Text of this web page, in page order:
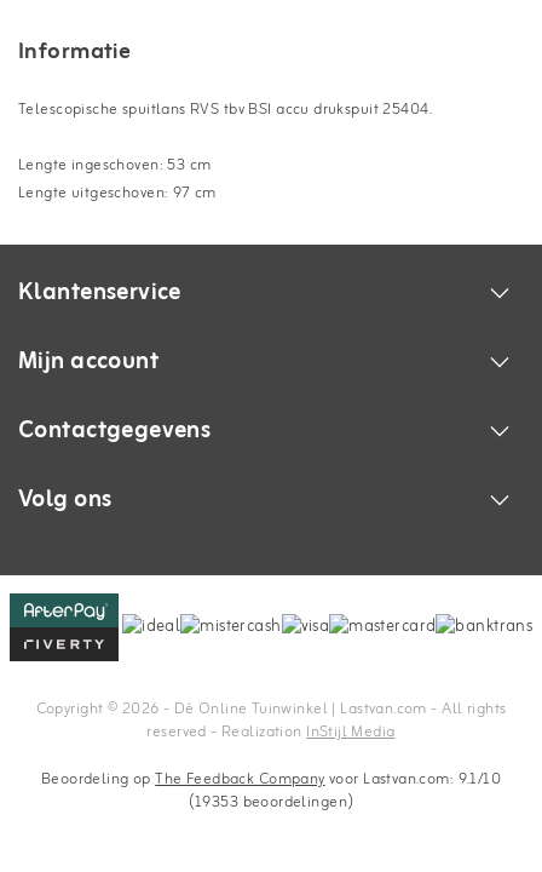
Informatie
Telescopische spuitlans RVS tbv BSI accu drukspuit 25404.
Lengte ingeschoven: 53 cm
Lengte uitgeschoven: 97 cm
Klantenservice
Mijn account
Contactgegevens
Volg ons
Copyright © 2026 - Dé Online Tuinwinkel | Lastvan.com‎ - All rights
reserved - RealizationInStijl Media
Beoordeling opThe Feedback Companyvoor Lastvan.com: 9.1/10
(19353 beoordelingen)